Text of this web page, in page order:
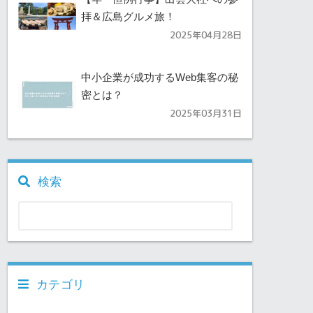
拝＆広島グルメ旅！
2025年04月28日
中小企業が成功するWeb集客の秘
密とは？
2025年03月31日
検索
カテゴリ